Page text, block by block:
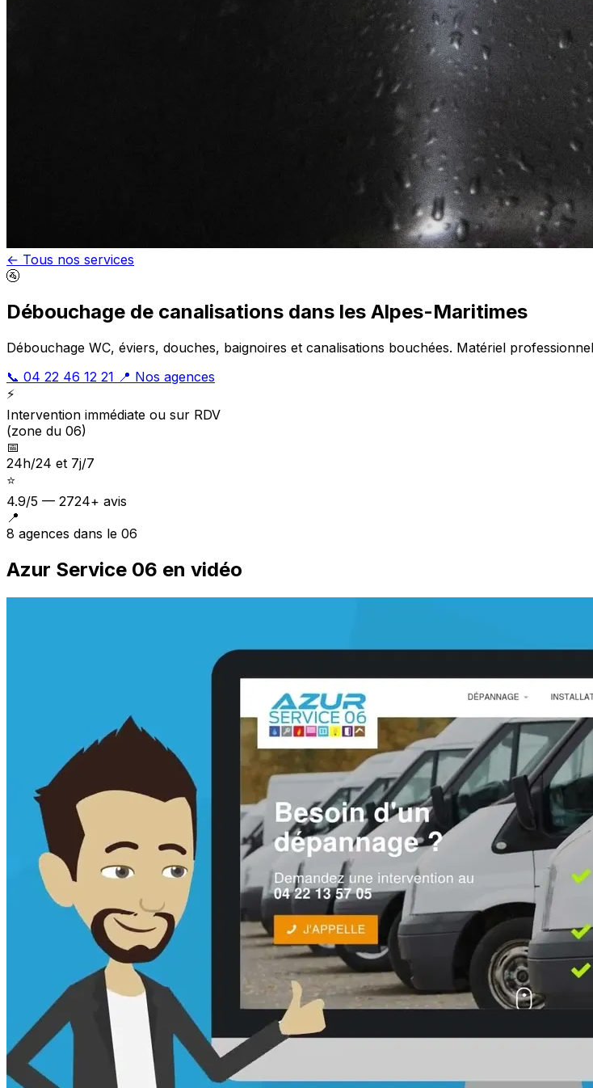
← Tous nos services
🚰
Débouchage de canalisations dans les Alpes-Maritimes
Débouchage WC, éviers, douches, baignoires et canalisations bouchées. Matériel
📞 04 22 46 12 21 📍 Nos agences
⚡
Intervention immédiate ou sur RDV
(zone du 06)
📅
24h/24 et 7j/7
⭐
4.9/5 — 2724+ avis
📍
8 agences dans le 06
Azur Service 06 en vidéo